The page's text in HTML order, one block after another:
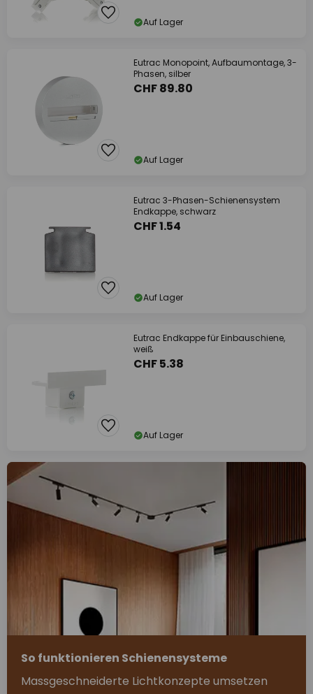
Auf Lager
Eutrac Monopoint, Aufbaumontage, 3-
Phasen, silber
CHF 89.80
Auf Lager
Eutrac 3-Phasen-Schienensystem
Endkappe, schwarz
CHF 1.54
Auf Lager
Eutrac Endkappe für Einbauschiene,
weiß
CHF 5.38
Auf Lager
So funktionieren Schienensysteme
Massgeschneiderte Lichtkonzepte umsetzen